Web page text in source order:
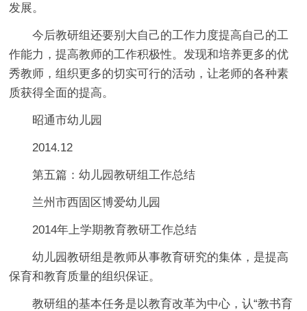
发展。
今后教研组还要别大自己的工作力度提高自己的工
作能力，提高教师的工作积极性。发现和培养更多的优
秀教师，组织更多的切实可行的活动，让老师的各种素
质获得全面的提高。
昭通市幼儿园
2014.12
第五篇：幼儿园教研组工作总结
兰州市西固区博爱幼儿园
2014年上学期教育教研工作总结
幼儿园教研组是教师从事教育研究的集体，是提高
保育和教育质量的组织保证。
教研组的基本任务是以教育改革为中心，认“教书育